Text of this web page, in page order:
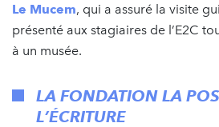
Le Mucem, qui a assuré la visite
présenté aux stagiaires de l’E2C
à un musée.
LA FONDATION LA
L’ÉCRITURE